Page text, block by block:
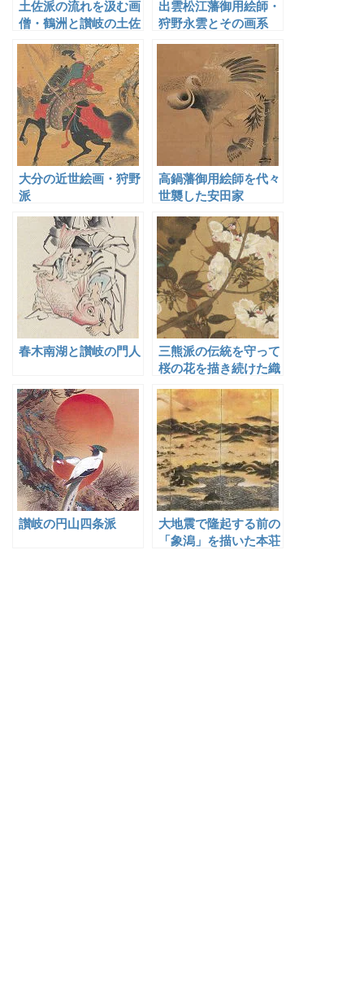
土佐派の流れを汲む画
僧・鶴洲と讃岐の土佐
派
出雲松江藩御用絵師・
狩野永雲とその画系
大分の近世絵画・狩野
派
高鍋藩御用絵師を代々
世襲した安田家
春木南湖と讃岐の門人
三熊派の伝統を守って
桜の花を描き続けた織
田瑟々
讃岐の円山四条派
大地震で隆起する前の
「象潟」を描いた本荘